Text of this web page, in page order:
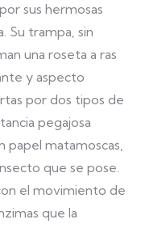
sus hermosas
Su trampa, sin
una roseta a ras
y aspecto
por dos tipos de
pegajosa
papel matamoscas,
que se pose.
el movimiento de
que la